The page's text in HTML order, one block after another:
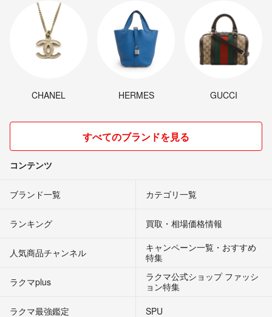
CHANEL HERMES GUCCI
すべてのブランドを見る
コンテンツ
ブランド一覧 カテゴリ一覧
ランキング 買取・相場価格情報
人気商品チャンネル
キャンペーン一覧・おすすめ
特集
ラクマplus
ラクマ公式ショップ ファッシ
ョン特集
ラクマ最強鑑定
SPU